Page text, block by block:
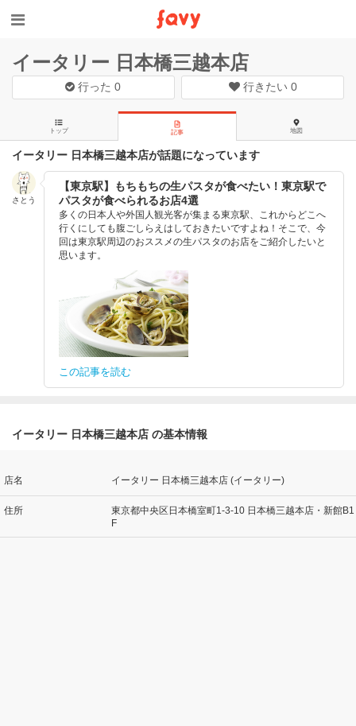
イータリー 日本橋三越本店
行った0 行きたい 0
トップ 記事 地図
イータリー 日本橋三越本店が話題になっています
さとう
【東京駅】もちもちの生パスタが食べたい！東京駅で
パスタが食べられるお店4選
多くの日本人や外国人観光客が集まる東京駅、これからどこへ
行くにしても腹ごしらえはしておきたいですよね！そこで、今
回は東京駅周辺のおススメの生パスタのお店をご紹介したいと
思います。
この記事を読む
イータリー 日本橋三越本店 の基本情報
店名 イータリー 日本橋三越本店 (イータリー)
住所
東京都中央区日本橋室町1-3-10 日本橋三越本店・新館B1
F